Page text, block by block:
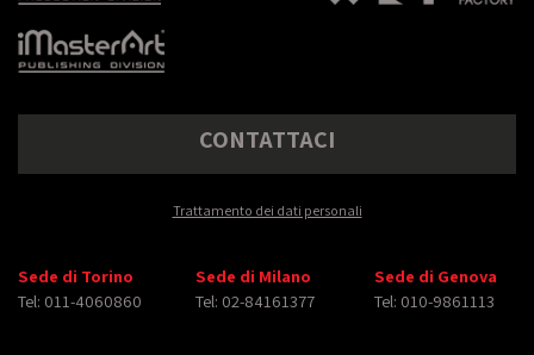
CONTATTACI
Trattamento dei dati personali
Sede di Torino
Tel: 011-4060860
Sede di Milano
Tel: 02-84161377
Sede di Genova
Tel: 010-9861113